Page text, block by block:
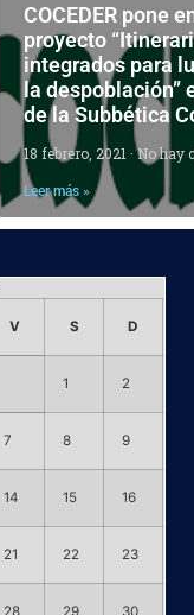
COCEDER pone
proyecto
integrados para
la despoblación”
de la Subbética
18 febrero, 2021 No hay
Leer más »
V S D
1 2
7 8 9
14 15 16
21 22 23
28 29 30